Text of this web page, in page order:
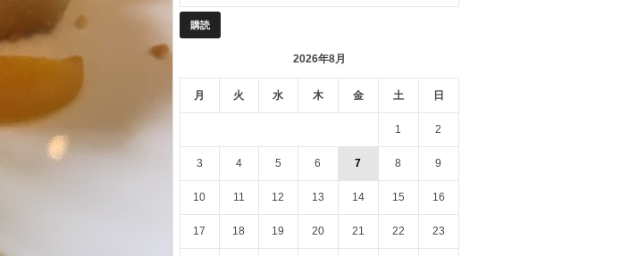
2026年8月
月 火 水 木 金 土 日
1 2
3 4 5 6 7 8 9
10 11 12 13 14 15 16
17 18 19 20 21 22 23